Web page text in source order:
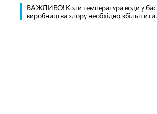
ВАЖЛИВО! Коли температура води у
виробництва хлору необхідно збільшити.